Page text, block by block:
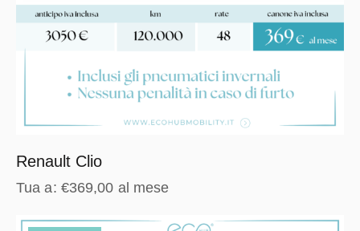
Renault Clio
Tua a: €369,00 al mese